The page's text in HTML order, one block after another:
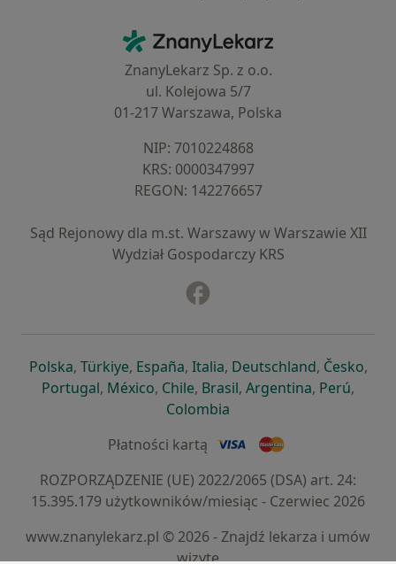
ZnanyLekarz - Strona główna
ZnanyLekarz Sp. z o.o.
ul. Kolejowa 5/7
01-217 Warszawa, Polska
NIP: ⁠7010224868
KRS: ⁠0000347997
REGON: ⁠142276657
Sąd Rejonowy dla m.st. Warszawy w Warszawie XII
Wydział Gospodarczy KRS
Polskaotwiera się w nowej karcie
, Türkiyeotwiera się w nowej karcie
, Españaotwiera się w nowej karcie
, Italiaotwiera się w nowej
, Deutschlandotwiera się
, Česko,
Portugalotwiera się w nowej karcie
, Méxicootwiera się w nowej karcie
, Chileotwiera się w nowej karcie
, Brasilotwiera się w nowej
, Argentinaotwiera się
, Perú,
Colombia
Płatności kartą
ROZPORZĄDZENIE (UE) 2022/2065 (DSA) art. 24:
15.395.179 użytkowników/miesiąc - Czerwiec 2026
www.znanylekarz.pl © 2026 - Znajdź lekarza i umów
wizytę